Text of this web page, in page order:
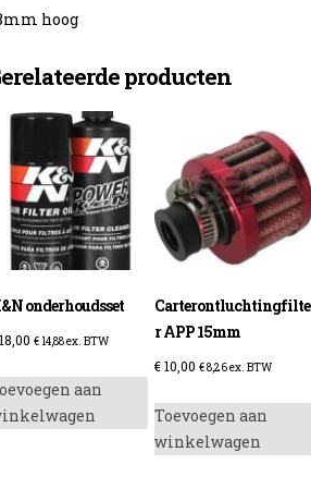
hoog
producten
onderhoudsset
18,00 € 14,88ex. BTW
aan
Carterontluchtingfilte
r APP 15mm
€10,00 €8,26ex. BTW
Toevoegen aan
winkelwagen